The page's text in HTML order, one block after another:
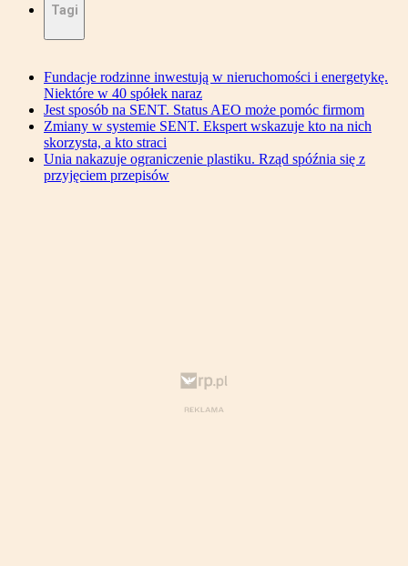
Tagi
Fundacje rodzinne inwestują w nieruchomości i energetykę.
Niektóre w 40 spółek naraz
Jest sposób na SENT. Status AEO może pomóc firmom
Zmiany w systemie SENT. Ekspert wskazuje kto na nich
skorzysta, a kto straci
Unia nakazuje ograniczenie plastiku. Rząd spóźnia się z
przyjęciem przepisów